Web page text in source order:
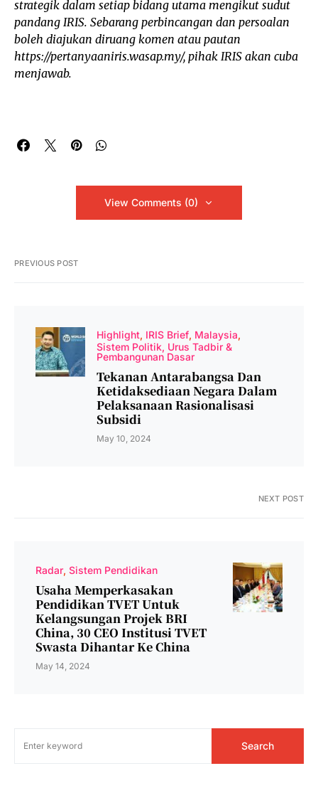
strategik dalam setiap bidang utama mengikut sudut
pandang IRIS. Sebarang perbincangan dan persoalan
boleh diajukan diruang komen atau pautan
https://pertanyaaniris.wasap.my/, pihak IRIS akan cuba
menjawab.
View Comments (0)
PREVIOUS POST
Highlight IRIS Brief Malaysia
Sistem Politik, Urus Tadbir &
Pembangunan Dasar
Tekanan Antarabangsa Dan
Ketidaksediaan Negara Dalam
Pelaksanaan Rasionalisasi
Subsidi
May 10, 2024
NEXT POST
Radar Sistem Pendidikan
Usaha Memperkasakan
Pendidikan TVET Untuk
Kelangsungan Projek BRI
China, 30 CEO Institusi TVET
Swasta Dihantar Ke China
May 14, 2024
Search